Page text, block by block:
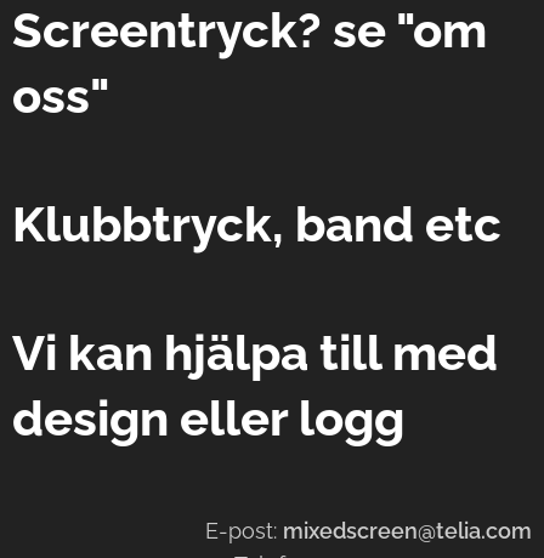
Screentryck? se "om
oss"
Klubbtryck, band etc
Vi kan hjälpa till med
design eller logg
E-post: mixedscreen@telia.com